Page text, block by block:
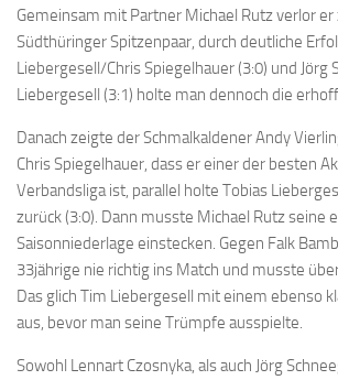
Gemeinsam mit Partner Michael Rutz verlor
Südthüringer Spitzenpaar, durch deutliche
Liebergesell/Chris Spiegelhauer (3:0) und Jörg
Liebergesell (3:1) holte man dennoch die
Danach zeigte der Schmalkaldener Andy
Chris Spiegelhauer, dass er einer der besten
Verbandsliga ist, parallel holte Tobias
zurück (3:0). Dann musste Michael Rutz seine
Saisonniederlage einstecken. Gegen Falk
33jährige nie richtig ins Match und musste
Das glich Tim Liebergesell mit einem ebenso
aus, bevor man seine Trümpfe ausspielte.
Sowohl Lennart Czosnyka, als auch Jörg